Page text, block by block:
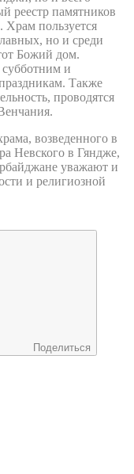
реестр памятников
Храм пользуется
но и среди
Божий дом.
и
Также
проводятся
возведенного в
Невского в Гяндже,
уважают и
и религиозной
Поделиться